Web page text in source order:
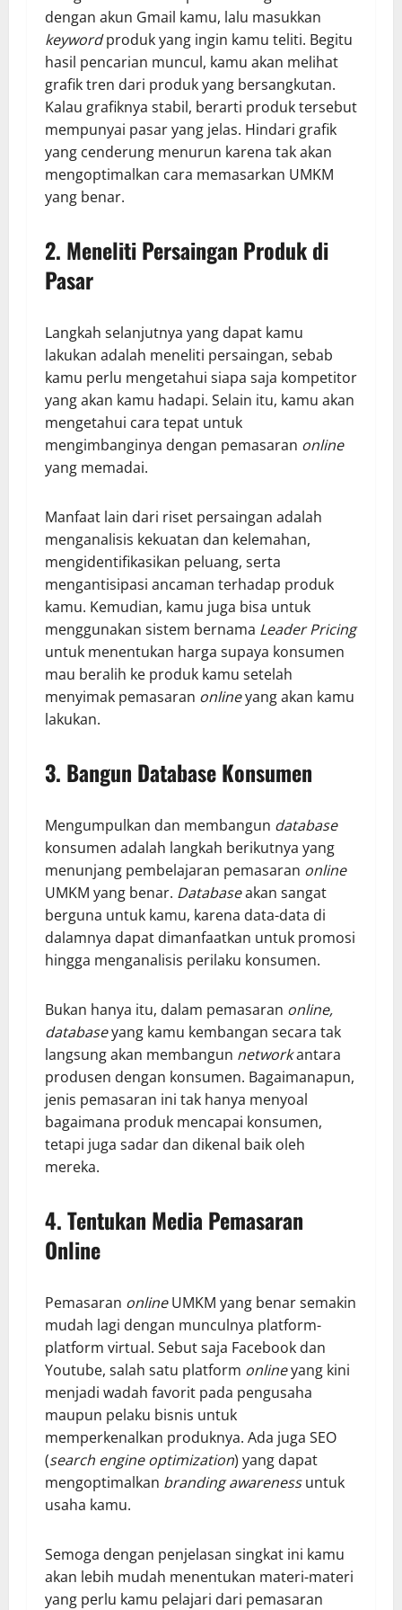
dengan akun Gmail kamu, lalu masukkan
keywordproduk yang ingin kamu teliti. Begitu
hasil pencarian muncul, kamu akan melihat
grafik tren dari produk yang bersangkutan.
Kalau grafiknya stabil, berarti produk tersebut
mempunyai pasar yang jelas. Hindari grafik
yang cenderung menurun karena tak akan
mengoptimalkan cara memasarkan UMKM
yang benar.
2. Meneliti Persaingan Produk di
Pasar
Langkah selanjutnya yang dapat kamu
lakukan adalah meneliti persaingan, sebab
kamu perlu mengetahui siapa saja kompetitor
yang akan kamu hadapi. Selain itu, kamu akan
mengetahui cara tepat untuk
mengimbanginya dengan pemasaran online
yang memadai.
Manfaat lain dari riset persaingan adalah
menganalisis kekuatan dan kelemahan,
mengidentifikasikan peluang, serta
mengantisipasi ancaman terhadap produk
kamu. Kemudian, kamu juga bisa untuk
menggunakan sistem bernama Leader Pricing
untuk menentukan harga supaya konsumen
mau beralih ke produk kamu setelah
menyimak pemasaran onlineyang akan kamu
lakukan.
3. Bangun Database Konsumen
Mengumpulkan dan membangun database
konsumen adalah langkah berikutnya yang
menunjang pembelajaran pemasaran online
UMKM yang benar. Databaseakan sangat
berguna untuk kamu, karena data-data di
dalamnya dapat dimanfaatkan untuk promosi
hingga menganalisis perilaku konsumen.
Bukan hanya itu, dalam pemasaran online,
databaseyang kamu kembangan secara tak
langsung akan membangun networkantara
produsen dengan konsumen. Bagaimanapun,
jenis pemasaran ini tak hanya menyoal
bagaimana produk mencapai konsumen,
tetapi juga sadar dan dikenal baik oleh
mereka.
4.Tentukan Media Pemasaran
Online
Pemasaran onlineUMKM yang benar semakin
mudah lagi dengan munculnya platform-
platform virtual. Sebut saja Facebook dan
Youtube, salah satu platform onlineyang kini
menjadi wadah favorit pada pengusaha
maupun pelaku bisnis untuk
memperkenalkan produknya. Ada juga SEO
(search engine optimization) yang dapat
mengoptimalkan branding awarenessuntuk
usaha kamu.
Semoga dengan penjelasan singkat ini kamu
akan lebih mudah menentukan materi-materi
yang perlu kamu pelajari dari pemasaran